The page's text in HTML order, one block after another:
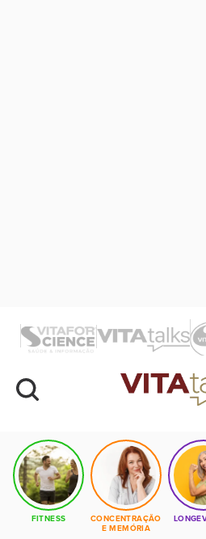
FITNESS
CONCENTRAÇÃO
E MEMÓRIA
Termos deUso
local digital, exiba uma
o post em nosso site. A
Copyscape